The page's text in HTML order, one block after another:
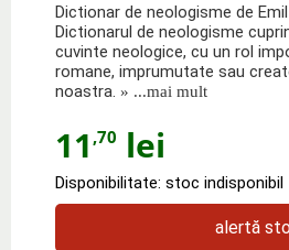
Dictionar de neologisme de Emil
Dictionarul de neologisme
cuvinte neologice, cu un rol
romane, imprumutate sau
noastra. » ...mai mult
11 ,70 lei
Disponibilitate: stoc indisponibil
alertă